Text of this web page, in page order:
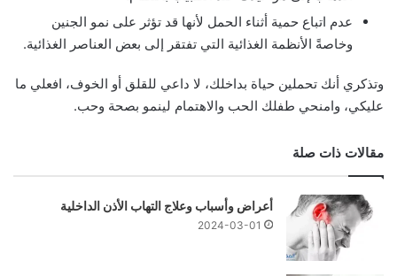
عدم اتباع حمية أثناء الحمل لأنها قد تؤثر على نمو الجنين
وخاصةً الأنظمة الغذائية التي تفتقر إلى بعض العناصر الغذائية.
وتذكري أنك تحملين حياة بداخلك، لا داعي للقلق أو الخوف، افعلي ما
عليكي، وامنحي طفلك الحب والاهتمام لينمو بصحة وحب.
مقالات ذات صلة
أعراض وأسباب وعلاج التهاب الأذن الداخلية
2024-03-01